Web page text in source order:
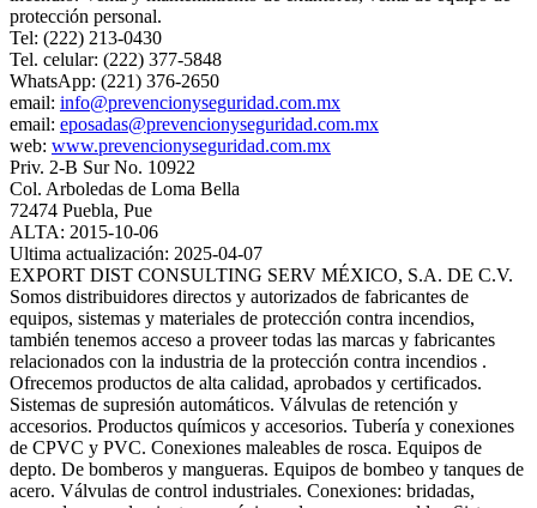
protección personal.
Tel: (222) 213-0430
Tel. celular: (222) 377-5848
WhatsApp: (221) 376-2650
email: info@prevencionyseguridad.com.mx
email: eposadas@prevencionyseguridad.com.mx
web: www.prevencionyseguridad.com.mx
Priv. 2-B Sur No. 10922
Col. Arboledas de Loma Bella
72474 Puebla, Pue
ALTA: 2015-10-06
Ultima actualización: 2025-04-07
EXPORT DIST CONSULTING SERV MÉXICO, S.A. DE C.V.
Somos distribuidores directos y autorizados de fabricantes de
equipos, sistemas y materiales de protección contra incendios,
también tenemos acceso a proveer todas las marcas y fabricantes
relacionados con la industria de la protección contra incendios .
Ofrecemos productos de alta calidad, aprobados y certificados.
Sistemas de supresión automáticos. Válvulas de retención y
accesorios. Productos químicos y accesorios. Tubería y conexiones
de CPVC y PVC. Conexiones maleables de rosca. Equipos de
depto. De bomberos y mangueras. Equipos de bombeo y tanques de
acero. Válvulas de control industriales. Conexiones: bridadas,